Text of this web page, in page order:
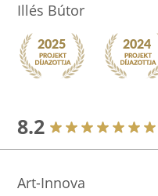
Illés Bútor
8.2
Art-Innova